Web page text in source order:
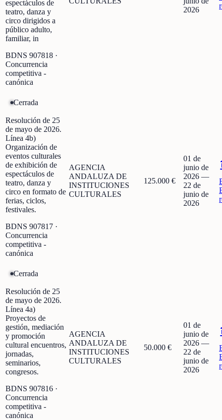
espectáculos de
teatro, danza y
circo dirigidos a
público adulto,
familiar, in
BDNS 907818 ·
Concurrencia
competitiva -
canónica
2026
Cerrada
Resolución de 25
de mayo de 2026.
Línea 4b)
Organización de
eventos culturales
de exhibición de
espectáculos de
teatro, danza y
circo en formato de
ferias, ciclos,
festivales.
BDNS 907817 ·
Concurrencia
competitiva -
canónica
AGENCIA
ANDALUZA DE
INSTITUCIONES
CULTURALES
125.000 €
01 de
junio de
2026 —
22 de
junio de
2026
Cerrada
Resolución de 25
de mayo de 2026.
Línea 4a)
Proyectos de
gestión, mediación
y promoción
cultural encuentros,
jornadas,
seminarios,
congresos.
BDNS 907816 ·
Concurrencia
competitiva -
canónica
AGENCIA
ANDALUZA DE
INSTITUCIONES
CULTURALES
50.000 €
01 de
junio de
2026 —
22 de
junio de
2026